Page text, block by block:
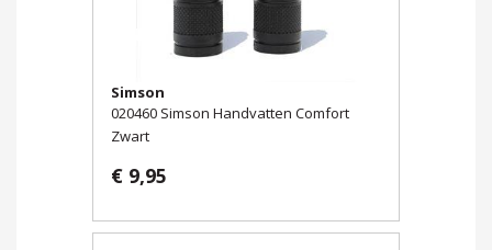
Simson
020460 Simson Handvatten Comfort
Zwart
€ 9,95